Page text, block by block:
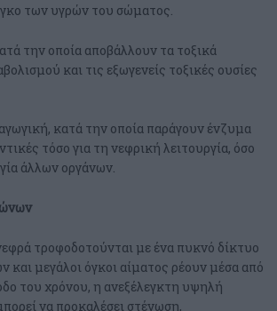
των υγρών του σώματος.
την οποία αποβάλλουν τα τοξικά
και τις εξωγενείς τοξικές ουσίες
κατά την οποία παράγουν ένζυμα
τόσο για τη νεφρική λειτουργία, όσο
άλλων οργάνων.
τροφοδοτούνται με ένα πυκνό δίκτυο
και μεγάλοι όγκοι αίματος ρέουν μέσα από
του χρόνου, η ανεξέλεγκτη υψηλή
να προκαλέσει στένωση,